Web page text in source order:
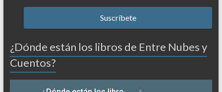
¿Dónde están los libros de Entre Nubes y
Cuentos?